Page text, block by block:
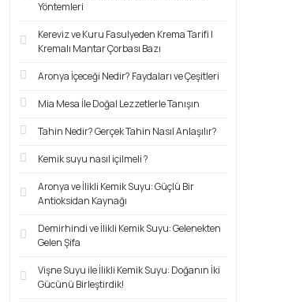
Yöntemleri
Kereviz ve Kuru Fasulyeden Krema Tarifi |
Kremalı Mantar Çorbası Bazı
Aronya İçeceği Nedir? Faydaları ve Çeşitleri
Mia Mesa İle Doğal Lezzetlerle Tanışın
Tahin Nedir? Gerçek Tahin Nasıl Anlaşılır?
Kemik suyu nasıl içilmeli ?
Aronya ve İlikli Kemik Suyu: Güçlü Bir
Antioksidan Kaynağı
Demirhindi ve İlikli Kemik Suyu: Gelenekten
Gelen Şifa
Vişne Suyu ile İlikli Kemik Suyu: Doğanın İki
Gücünü Birleştirdik!